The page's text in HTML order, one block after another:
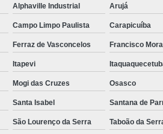
para Rack com Disjuntor
Pdu Régua de Tomadas
Internacional
Régua Pdu 8
Pdu Lcd
Régua Pdu Lcd
Tomada Pdu
Régua Tomada
Lcd
Régua Tomada Pdu Iec320
Suporte para Monitor
Alphaville Industrial Arujá
Campo Limpo Paulista Carapicuíba
Ferraz de Vasconcelos Francisco
Itapevi
Mogi das Cruzes Osasco
Santa Isabel Santana de
São Lourenço da Serra Taboão da